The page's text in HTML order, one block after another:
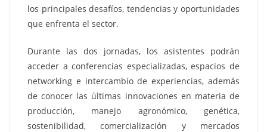
los principales desafíos, tendencias y oportunidades
que enfrenta el sector.
Durante las dos jornadas, los asistentes podrán
acceder a conferencias especializadas, espacios de
networking e intercambio de experiencias, además
de conocer las últimas innovaciones en materia de
producción, manejo agronómico, genética,
sostenibilidad, comercialización y mercados